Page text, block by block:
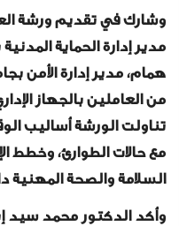
وشارك في تقديم ورشة
مدير إدارة الحماية
من العاملين بالجهاز
تناولت الورشة أساليب
مع حالات الطوارئ، وخطط
السلامة والصحة المهنية
وأكد الدكتور محمد سيد